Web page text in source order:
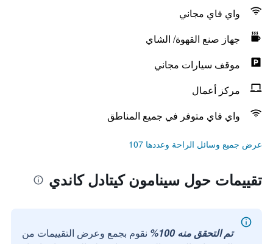
واي فاي مجاني
جهاز صنع القهوة/ الشاي
موقف سيارات مجاني
مركز أعمال
واي فاي متوفر في جميع المناطق
عرض جميع وسائل الراحة وعددها 107
تقييمات حول سينامون كيتادل كاندي
تم التحقق منه 100%
نقوم بجمع وعرض التقييمات من